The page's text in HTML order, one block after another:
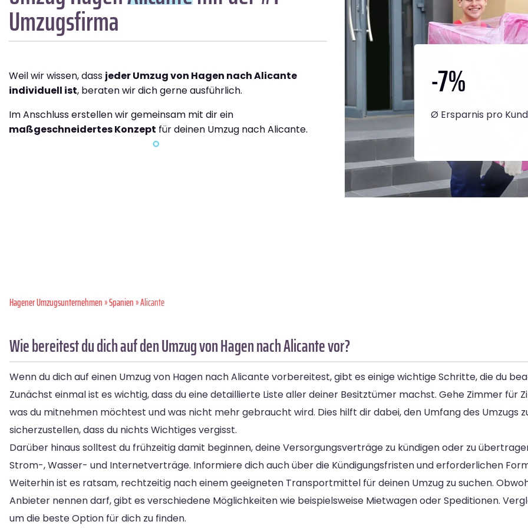
Umzugsfirma
Weil wir wissen, dass jeder Umzug von Hagen nach Alicante
individuell ist, beraten wir dich gerne ausführlich.
Im Anschluss erstellen wir gemeinsam mit dir ein
maßgeschneidertes Konzept für deinen Umzug nach Alicante.
-7%
Ø Ersparnis pro
Hagener Umzugsunternehmen»Spanien» Alicante
Wie bereitest du dich auf den Umzug von Hagen nach Alicante vor?
Wenn du dich auf einen Umzug von Hagen nach Alicante vorbereitest, gibt es einige wichtige Schritte, die du
Zunächst einmal ist es wichtig, dass du eine detaillierte Liste aller deiner Besitztümer machst. Gehe Zimmer für
was du mitnehmen möchtest und was nicht mehr gebraucht wird. Dies hilft dir dabei, den Umfang des Umzugs
sicherzustellen, dass du nichts Wichtiges vergisst.
Darüber hinaus solltest du frühzeitig damit beginnen, deine Versorgungsverträge zu kündigen oder zu
Strom-, Wasser- und Internetverträge. Informiere dich auch über die Kündigungsfristen und erforderlichen
Weiterhin ist es ratsam, rechtzeitig nach einem geeigneten Transportmittel für deinen Umzug zu suchen.
Anbieter nennen darf, gibt es verschiedene Möglichkeiten wie beispielsweise Mietwagen oder Speditionen.
um die beste Option für dich zu finden.